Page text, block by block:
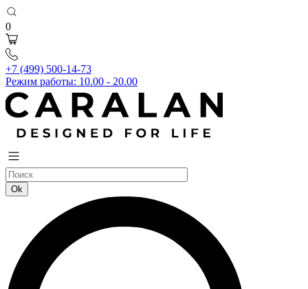
0
+7 (499) 500-14-73
Режим работы: 10.00 - 20.00